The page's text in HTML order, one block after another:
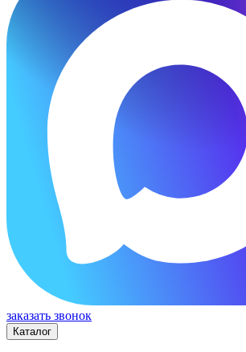
заказать звонок
Каталог